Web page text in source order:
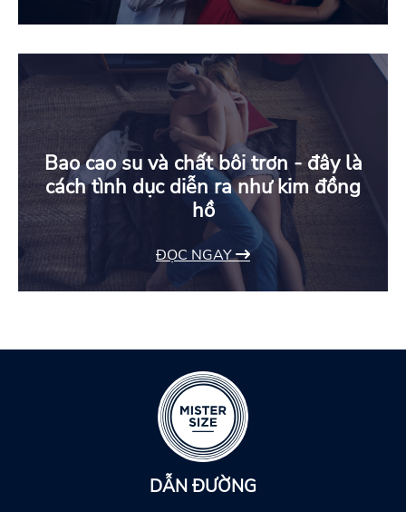
Bao cao su và chất bôi trơn - đây là
cách tình dục diễn ra như kim đồng
hồ
ĐỌC NGAY
DẪN ĐƯỜNG